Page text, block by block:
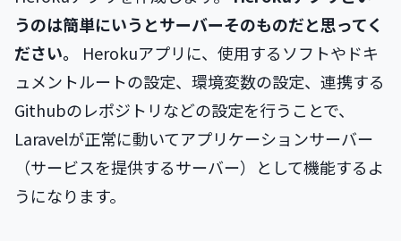
うのは簡単にいうとサーバーそのものだと思ってく
ださい。
Herokuアプリに、使用するソフトやドキ
ュメントルートの設定、環境変数の設定、連携する
Githubのレポジトリなどの設定を行うことで、
Laravelが正常に動いてアプリケーションサーバー
（サービスを提供するサーバー）として機能するよ
うになります。